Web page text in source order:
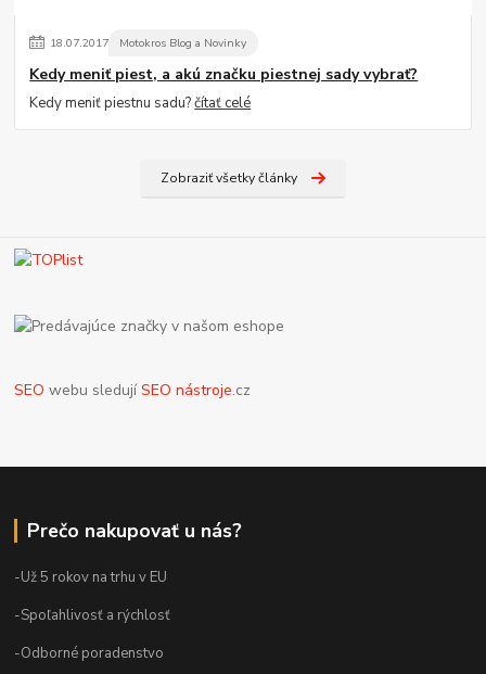
18.07.2017 Motokros Blog a Novinky
Kedy meniť piest, a akú značku piestnej sady vybrať?
Kedy meniť piestnu sadu?čítať celé
Zobraziť všetky články
SEO webu sledujíSEO nástroje.cz
Prečo nakupovať u nás?
-Už 5 rokov na trhu v EU
-Spoľahlivosť a rýchlosť
-Odborné poradenstvo